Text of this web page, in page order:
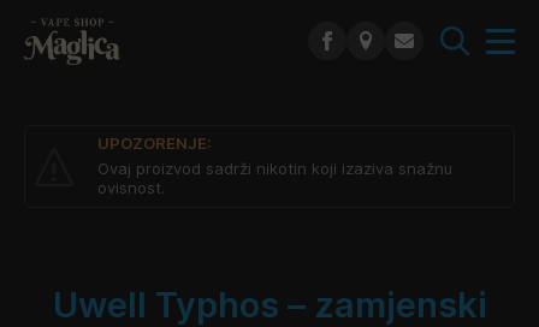
UPOZORENJE:
Ovaj proizvod sadrži nikotin koji izaziva snažnu
ovisnost.
Uwell Typhos – zamjenski